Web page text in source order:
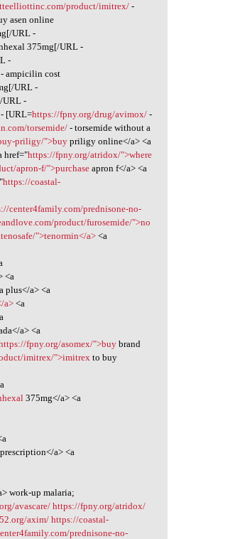
product/imitrex/-
asen online
URL -
375mg[/URL -
-
ampicilin cost
URL -
URL -
[URL=https://fpny.org/drug/avimox/ -
torsemide/ - torsemide without a
priligy/">buy priligy online</a> <a
href="https://fpny.org/atridox/">where
apron-f/">purchase apron f</a> <a
https://coastal-
center4family.com/prednisone-no-
product/furosemide/">no
">tenormin</a> <a
<a
plus</a> <a
a><a
a> <a
fpny.org/asomex/">buy brand
imitrex/">imitrex to buy
375mg</a> <a
a> <a
work-up malaria;
avascare/ https://fpny.org/atridox/
axim/ https://coastal-
prednisone-no-